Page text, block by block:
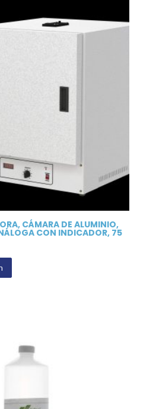
CÁMARA DE ALUMINIO,
CON INDICADOR, 75